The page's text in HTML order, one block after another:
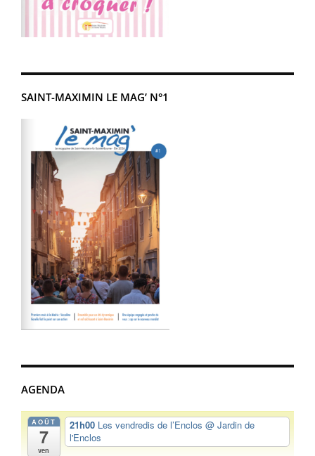
SAINT-MAXIMIN LE MAG’ N°1
AGENDA
AOÛT
7
ven
21h00 Les vendredis de l’Enclos @ Jardin de
l'Enclos